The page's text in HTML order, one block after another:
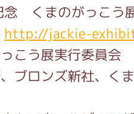
念 くまのがっこう
http://jackie-
こう展実行委員会
ブロンズ新社、く